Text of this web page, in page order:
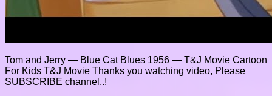
Tom and Jerry — Blue Cat Blues 1956 — T&J Movie Cartoon
For Kids T&J Movie Thanks you watching video, Please
SUBSCRIBE channel..!